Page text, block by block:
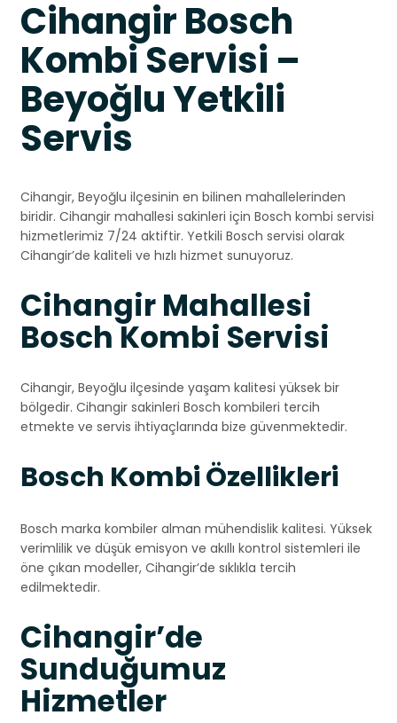
Cihangir Bosch
Kombi Servisi –
Beyoğlu Yetkili
Servis
Cihangir, Beyoğlu ilçesinin en bilinen mahallelerinden
biridir. Cihangir mahallesi sakinleri için Bosch kombi servisi
hizmetlerimiz 7/24 aktiftir. Yetkili Bosch servisi olarak
Cihangir’de kaliteli ve hızlı hizmet sunuyoruz.
Cihangir Mahallesi
Bosch Kombi Servisi
Cihangir, Beyoğlu ilçesinde yaşam kalitesi yüksek bir
bölgedir. Cihangir sakinleri Bosch kombileri tercih
etmekte ve servis ihtiyaçlarında bize güvenmektedir.
Bosch Kombi Özellikleri
Bosch marka kombiler alman mühendislik kalitesi. Yüksek
verimlilik ve düşük emisyon ve akıllı kontrol sistemleri ile
öne çıkan modeller, Cihangir’de sıklıkla tercih
edilmektedir.
Cihangir’de
Sunduğumuz
Hizmetler